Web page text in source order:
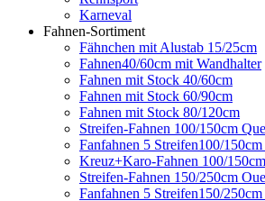
Karneval
Fahnen-Sortiment
Fähnchen mit Alustab 15/25cm
Fahnen40/60cm mit Wandhalter
Fahnen mit Stock 40/60cm
Fahnen mit Stock 60/90cm
Fahnen mit Stock 80/120cm
Streifen-Fahnen 100/150cm
Fanfahnen 5 Streifen100/
Kreuz+Karo-Fahnen 100/
Streifen-Fahnen 150/250cm
Fanfahnen 5 Streifen150/